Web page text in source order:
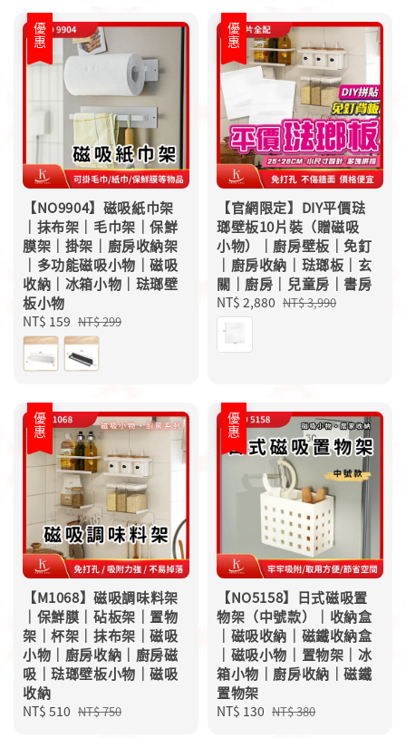
優惠
【NO9904】磁吸紙巾架
｜抹布架｜毛巾架｜保鮮
膜架｜掛架｜廚房收納架
｜多功能磁吸小物｜磁吸
收納｜冰箱小物｜琺瑯壁
板小物
Sale
price
NT$ 159 Regular
price
NT$ 299
優惠
【官網限定】DIY平價琺
瑯壁板10片裝（贈磁吸
小物）｜廚房壁板｜免釘
｜廚房收納｜琺瑯板｜玄
關｜廚房｜兒童房｜書房
Sale
price
NT$ 2,880 Regular
NT$ 3,990
優惠
【M1068】磁吸調味料架
｜保鮮膜｜砧板架｜置物
架｜杯架｜抹布架｜磁吸
小物｜廚房收納｜廚房磁
吸｜琺瑯壁板小物｜磁吸
收納
Sale
NT$ 510 Regular
NT$ 750
優惠
【NO5158】日式磁吸置
物架（中號款）｜收納盒
｜磁吸收納｜磁鐵收納盒
｜磁吸小物｜置物架｜冰
箱小物｜廚房收納｜磁鐵
置物架
Sale
NT$ 130 Regular
NT$ 380